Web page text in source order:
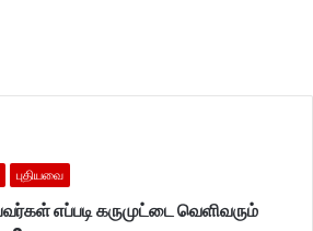
புதியவை
எப்படி கருமுட்டை வெளிவரும்